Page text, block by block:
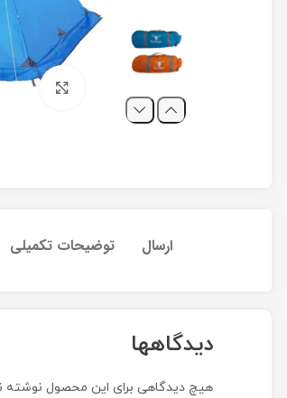
برای
ارسال توضیحات تکمیلی
دیدگاهها
هیچ دیدگاهی برای این محصول